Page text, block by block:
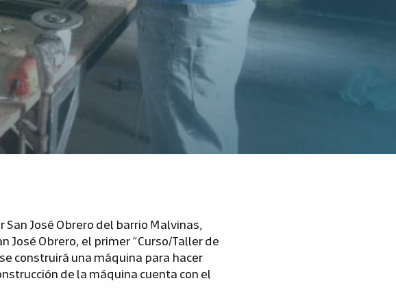
José Obrero del barrio Malvinas,
José Obrero, el primer “Curso/Taller de
construirá una máquina para hacer
de la máquina cuenta con el